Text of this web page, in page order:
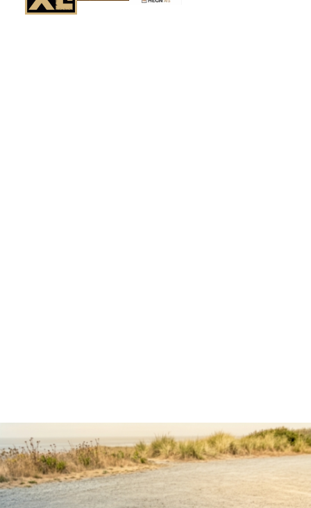
cm
t